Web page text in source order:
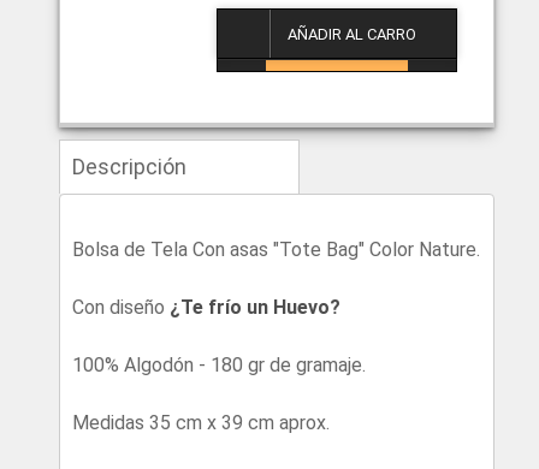
Descripción
Bolsa de Tela Con asas "Tote Bag" Color Nature.
Con diseño ¿Te frío un Huevo?
100% Algodón - 180 gr de gramaje.
Medidas 35 cm x 39 cm aprox.